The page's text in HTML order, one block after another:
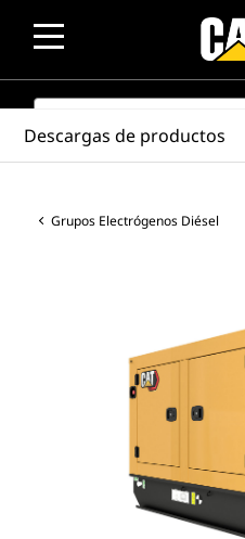
SEARCH
Grupos Electrógenos Diésel
Descargas de productos